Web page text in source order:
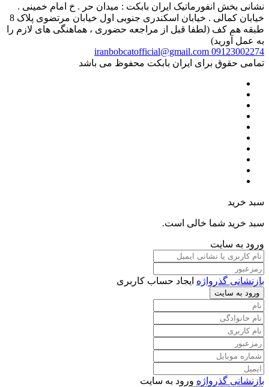
نشانی بخش انفورماتیک ایران بابکت : میدان حر . خ امام خمینی .
خیابان کمالی . خیابان اسکندری جنوبی اول خیابان مرتضوی پلاک 8
طبقه هم کف (لطفا قبل از مراجعه حضوری ، هماهنگی های لازم را
به عمل آورید)
09123002274
iranbobcatofficial@gmail.com
تمامی حقوق برای ایران بابکت محفوظ می باشد
سبد خرید
سبد خرید شما خالی است.
ورود به سایت
بازنشانی گذرواژه ایجاد حساب کاربری
ورود به سایت
بازنشانی گذرواژه ورود به سایت